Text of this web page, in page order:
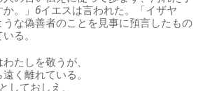
。」 6イエスは言われた。「イザヤ
な偽善者のことを見事に預言したもの
る。
たしを敬うが、
く離れている。
しておしえ、